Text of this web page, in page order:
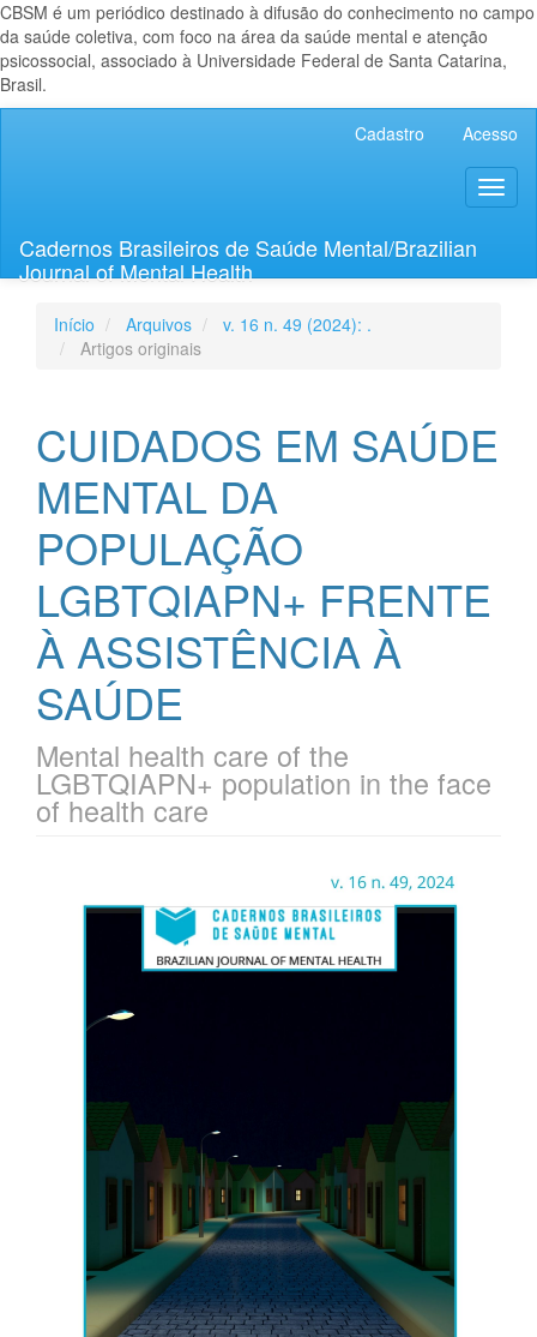
CBSM é um periódico destinado à difusão do conhecimento no campo
da saúde coletiva, com foco na área da saúde mental e atenção
psicossocial, associado à Universidade Federal de Santa Catarina,
Brasil.
Lateral
Cadastro Acesso
Cadernos Brasileiros de Saúde Mental/Brazilian
Journal of Mental Health
Início Arquivos
v. 16 n. 49 (2024): .
Artigos originais
CUIDADOS EM SAÚDE
MENTAL DA
POPULAÇÃO
LGBTQIAPN+ FRENTE
À ASSISTÊNCIA À
SAÚDE
Mental health care of the
LGBTQIAPN+ population in the face
of health care
lateral
artigos